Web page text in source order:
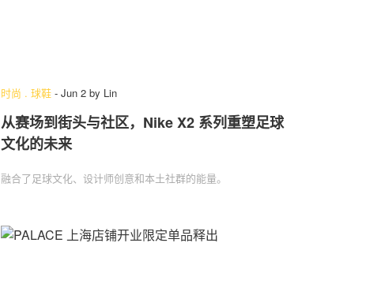
时尚 . 球鞋 - Jun 2 by Lin
从赛场到街头与社区，Nike X2 系列重塑足球
文化的未来
融合了足球文化、设计师创意和本土社群的能量。